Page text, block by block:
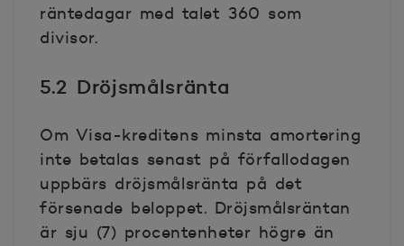
räntedagar med talet 360 som
divisor.
5.2 Dröjsmålsränta
Om Visa-kreditens minsta amortering
inte betalas senast på förfallodagen
uppbärs dröjsmålsränta på det
försenade beloppet. Dröjsmålsräntan
är sju (7) procentenheter högre än